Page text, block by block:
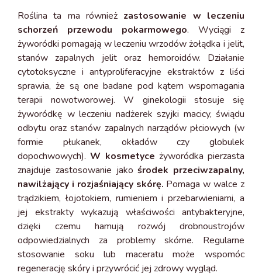
Roślina ta ma również zastosowanie w leczeniu
schorzeń przewodu pokarmowego. Wyciągi z
żyworódki pomagają w leczeniu wrzodów żołądka i jelit,
stanów zapalnych jelit oraz hemoroidów. Działanie
cytotoksyczne i antyproliferacyjne ekstraktów z liści
sprawia, że są one badane pod kątem wspomagania
terapii nowotworowej. W ginekologii stosuje się
żyworódkę w leczeniu nadżerek szyjki macicy, świądu
odbytu oraz stanów zapalnych narządów płciowych (w
formie płukanek, okładów czy globulek
dopochwowych).W kosmetyce żyworódka pierzasta
znajduje zastosowanie jako środek przeciwzapalny,
nawilżający i rozjaśniający skórę. Pomaga w walce z
trądzikiem, łojotokiem, rumieniem i przebarwieniami, a
jej ekstrakty wykazują właściwości antybakteryjne,
dzięki czemu hamują rozwój drobnoustrojów
odpowiedzialnych za problemy skórne. Regularne
stosowanie soku lub maceratu może wspomóc
regenerację skóry i przywrócić jej zdrowy wygląd.